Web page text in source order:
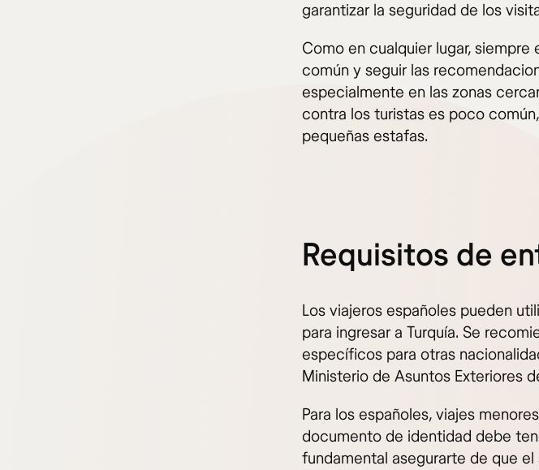
garantizar la seguridad de los
Como en cualquier lugar,
común y seguir las
especialmente en las zonas
contra los turistas es poco
pequeñas estafas.
Requisitos de
Los viajeros españoles pueden
para ingresar a Turquía. Se
específicos para otras
Ministerio de Asuntos Exteriores
Para los españoles, viajes
documento de identidad debe
fundamental asegurarte de que